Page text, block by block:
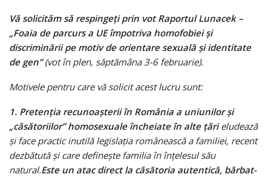
Vă solicităm să respingeți prin vot Raportul Lunacek –
„Foaia de parcurs a UE împotriva homofobiei și
discriminării pe motiv de orientare sexuală și identitate
de gen”(vot în plen, săptămâna 3-6 februarie).
Motivele pentru care vă solicit acest lucru sunt:
1. Pretenția recunoașterii în România a uniunilor și
„căsătoriilor” homosexuale încheiate în alte țărieludează
și face practic inutilă legislația românească a familiei, recent
dezbătută și care definește familia în înțelesul său
natural.Este un atac direct la căsătoria autentică, bărbat-